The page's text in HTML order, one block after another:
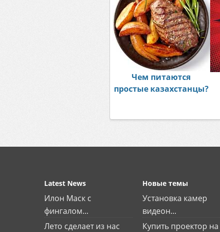
Чем питаются
простые казахстанцы?
Latest News
Илон Маск с
фингалом...
Лето сделает из нас
Новые темы
Установка камер
видеон...
Купить проектор на